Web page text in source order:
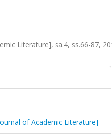
Literature], sa.4, ss.66-87,
of Academic Literature]